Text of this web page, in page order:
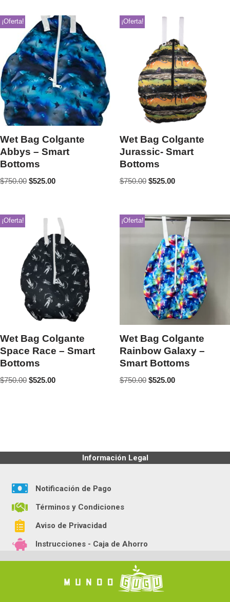
¡Oferta!
Wet Bag Colgante
Abbys – Smart
Bottoms
$750.00 $525.00
¡Oferta!
Wet Bag Colgante
Jurassic- Smart
Bottoms
$750.00 $525.00
¡Oferta!
Wet Bag Colgante
Space Race – Smart
Bottoms
$750.00 $525.00
¡Oferta!
Wet Bag Colgante
Rainbow Galaxy –
Smart Bottoms
$750.00 $525.00
Información Legal
Notificación de Pago
Términos y Condiciones
Aviso de Privacidad
Instrucciones - Caja de Ahorro